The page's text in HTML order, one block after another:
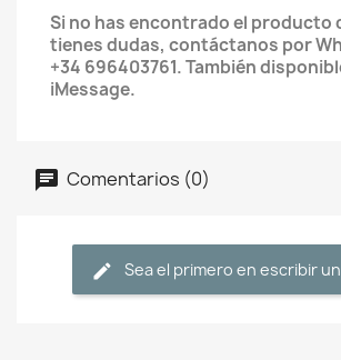
Si no has encontrado el producto
tienes dudas, contáctanos por
+34 696403761. También
iMessage.
Comentarios (0)
Sea el primero en escribir